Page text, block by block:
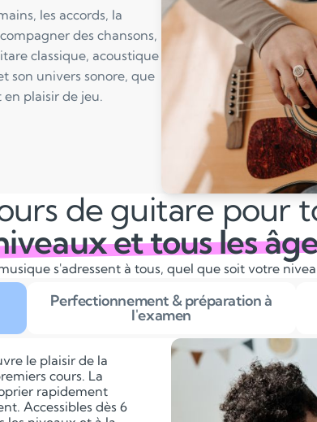
les accords, la
des chansons,
classique, acoustique
son univers sonore, que
plaisir de jeu.
de guitare pour
et tous les
s'adressent à tous, quel que soit votre
Perfectionnement & préparation à
l'examen
le plaisir de la
cours. La
rapidement
Accessibles dès 6